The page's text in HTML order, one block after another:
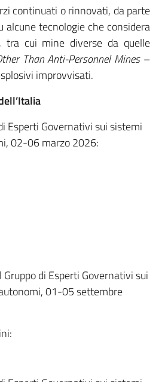
continuati o rinnovati, da parte
alcune tecnologie che considera
tra cui mine diverse da quelle
Than Anti-Personnel Mines–
improvvisati.
Esperti Governativi sui sistemi
02-06 marzo 2026:
di Esperti Governativi sui
01-05 settembre